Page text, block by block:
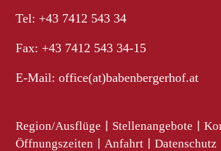
Tel: +43 7412 543 34
Fax: +43 7412 543 34-15
E-Mail:office(at)babenbergerhof.at
Region/Ausflüge Stellenangebote
Öffnungszeiten Anfahrt Datenschutz